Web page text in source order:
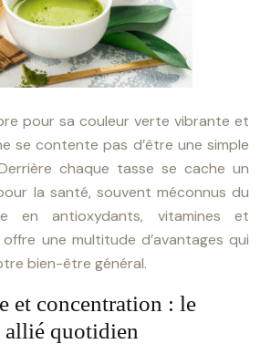
pour sa couleur verte vibrante et
se contente pas d’être une simple
chaque tasse se cache un
la santé, souvent méconnus du
en antioxydants, vitamines et
une multitude d’avantages qui
bien-être général.
et concentration : le
allié quotidien